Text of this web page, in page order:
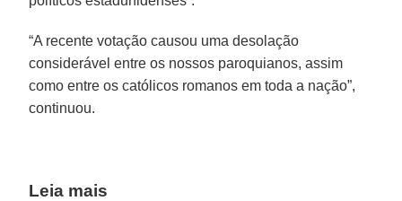
“A recente votação causou uma desolação
considerável entre os nossos paroquianos, assim
como entre os católicos romanos em toda a nação”,
continuou.
Leia mais